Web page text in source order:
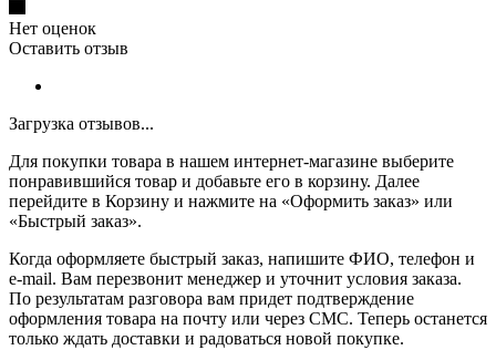
Нет оценок
Оставить отзыв
Загрузка отзывов...
Для покупки товара в нашем интернет-магазине выберите
понравившийся товар и добавьте его в корзину. Далее
перейдите в Корзину и нажмите на «Оформить заказ» или
«Быстрый заказ».
Когда оформляете быстрый заказ, напишите ФИО, телефон и
e-mail. Вам перезвонит менеджер и уточнит условия заказа.
По результатам разговора вам придет подтверждение
оформления товара на почту или через СМС. Теперь останется
только ждать доставки и радоваться новой покупке.